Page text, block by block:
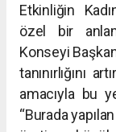
Etkinliğin
özel bir
Konseyi
tanınırlığını
amacıyla bu
“Burada